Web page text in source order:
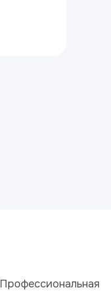
Профессиональная